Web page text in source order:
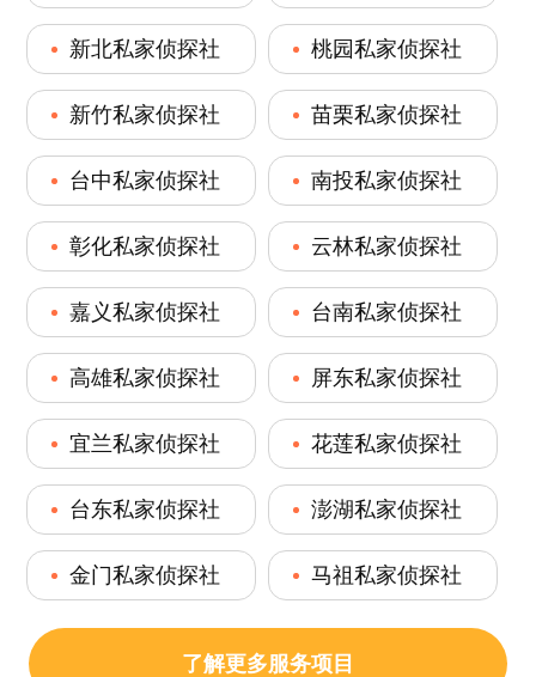
新北私家侦探社 桃园私家侦探社
新竹私家侦探社 苗栗私家侦探社
台中私家侦探社 南投私家侦探社
彰化私家侦探社 云林私家侦探社
嘉义私家侦探社 台南私家侦探社
高雄私家侦探社 屏东私家侦探社
宜兰私家侦探社 花莲私家侦探社
台东私家侦探社 澎湖私家侦探社
金门私家侦探社 马祖私家侦探社
了解更多服务项目